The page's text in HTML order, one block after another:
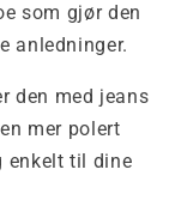
som gjør den
anledninger.
den med jeans
mer polert
enkelt til dine